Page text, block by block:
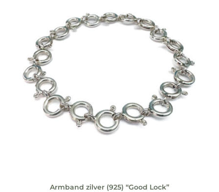
Armband zilver (925) “Good Lock”